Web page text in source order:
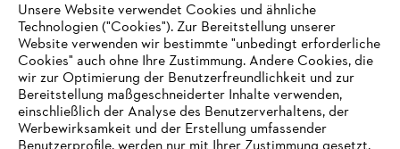
#STIHL
Unsere Website verwendet Cookies und ähnliche
Technologien ("Cookies"). Zur Bereitstellung unserer
Website verwenden wir bestimmte "unbedingt erforderliche
Cookies" auch ohne Ihre Zustimmung. Andere Cookies, die
wir zur Optimierung der Benutzerfreundlichkeit und zur
Bereitstellung maßgeschneiderter Inhalte verwenden,
einschließlich der Analyse des Benutzerverhaltens, der
Werbewirksamkeit und der Erstellung umfassender